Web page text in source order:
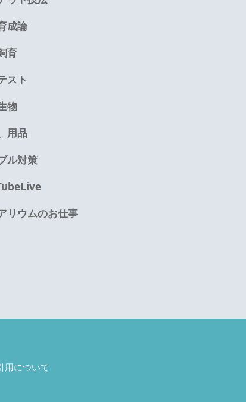
成論
育
スト
物
用品
ル対策
リウムのお仕事
用について